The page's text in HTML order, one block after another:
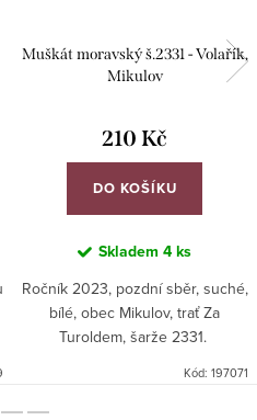
Muškát moravský š.2331 - Volařík,
Mikulov
210 Kč
DO KOŠÍKU
Skladem 4 ks
Ročník 2023, pozdní sběr, suché,
bílé, obec Mikulov, trať Za
Turoldem, šarže 2331.
Kód: 197071